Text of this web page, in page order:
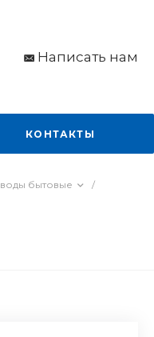
Написать нам
КОНТАКТЫ
бытовые
/